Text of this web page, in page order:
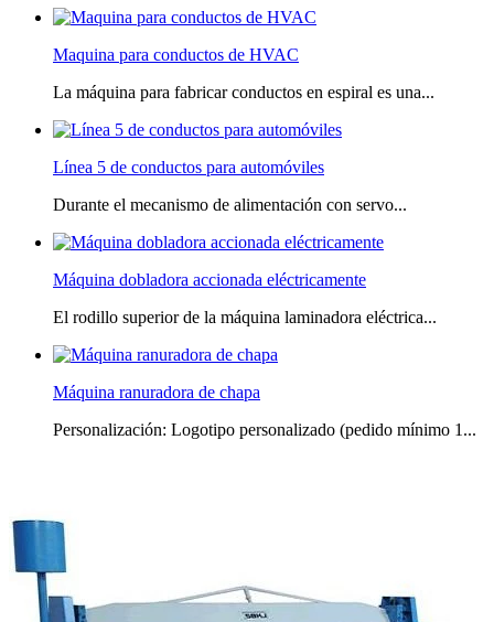
Maquina para conductos de HVAC
La máquina para fabricar conductos en espiral es una...
Línea 5 de conductos para automóviles
Durante el mecanismo de alimentación con servo...
Máquina dobladora accionada eléctricamente
El rodillo superior de la máquina laminadora eléctrica...
Máquina ranuradora de chapa
Personalización: Logotipo personalizado (pedido mínimo 1...